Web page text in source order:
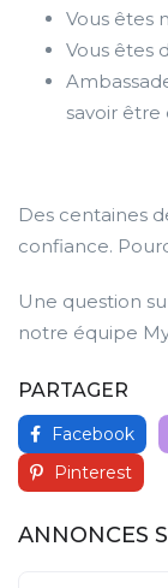
Vous êtes
Vous êtes
savoir
Des centaines
confiance.
Une question
notre équipe
PARTAGER
Facebook
Pinterest
ANNONCES